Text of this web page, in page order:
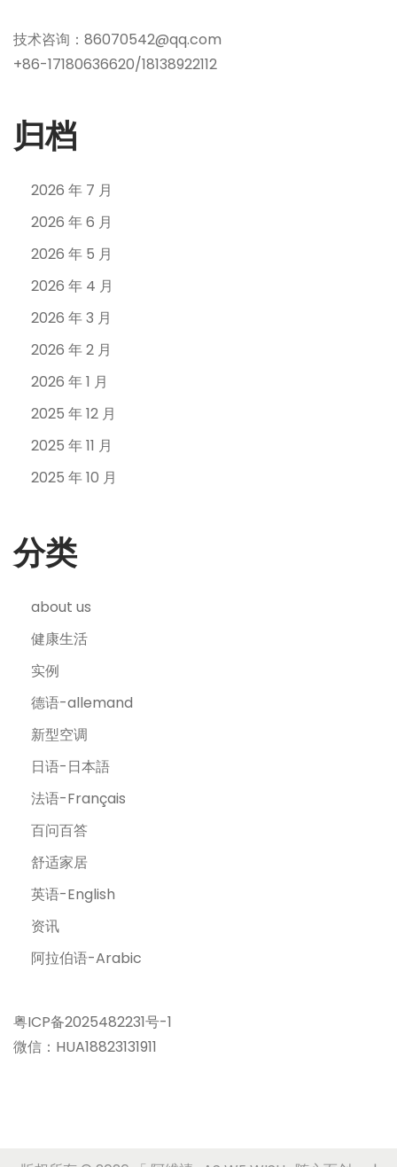
技术咨询：86070542@qq.com
+86-17180636620/18138922112
归档
2026 年 7 月
2026 年 6 月
2026 年 5 月
2026 年 4 月
2026 年 3 月
2026 年 2 月
2026 年 1 月
2025 年 12 月
2025 年 11 月
2025 年 10 月
分类
about us
健康生活
实例
德语-allemand
新型空调
日语-日本語
法语-Français
百问百答
舒适家居
英语-English
资讯
阿拉伯语-Arabic
粤ICP备2025482231号-1
微信：HUA18823131911